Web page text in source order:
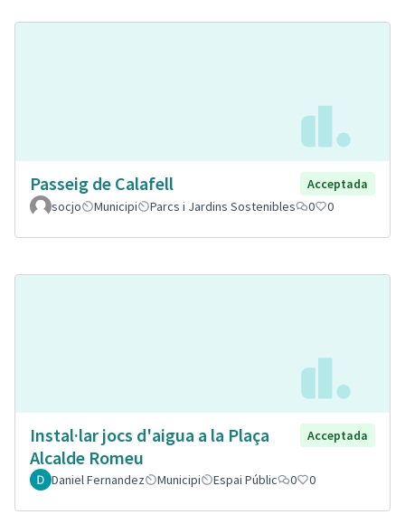
Passeig de Calafell
Acceptada
socjo
Municipi Parcs i Jardins Sostenibles 0 0
Instal·lar jocs d'aigua a la Plaça
Alcalde Romeu
Acceptada
Daniel Fernandez Municipi Espai Públic 0 0